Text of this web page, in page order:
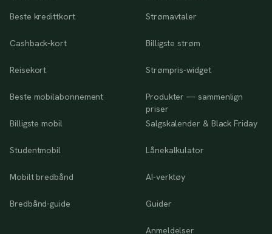
Beste kredittkort
Cashback-kort
Reisekort
Beste mobilabonnement
Billigste mobil
Studentmobil
Mobilt bredbånd
Bredbånd-guide
Strømavtaler
Billigste strøm
Strømpris-widget
Produkter — sammenlign
priser
Salgskalender & Black Friday
Lånekalkulator
AI-verktøy
Guider
Anmeldelser